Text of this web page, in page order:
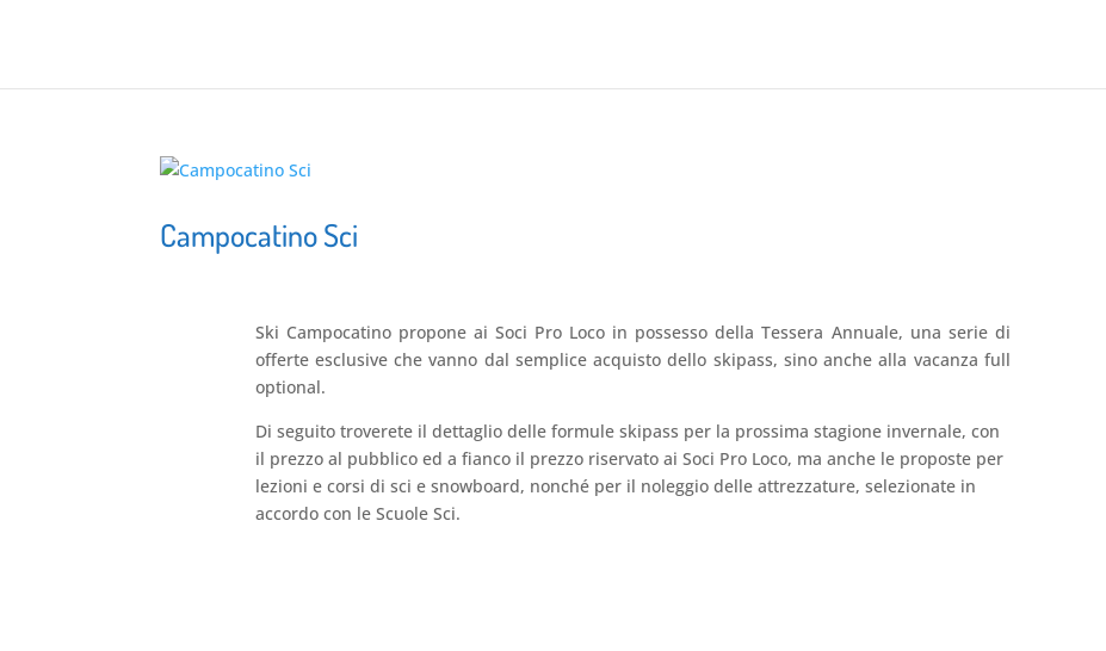
Campocatino Sci
Ski Campocatino propone ai Soci Pro Loco in possesso della Tessera Annuale, una serie di
offerte esclusive che vanno dal semplice acquisto dello skipass, sino anche alla vacanza full
optional.
Di seguito troverete il dettaglio delle formule skipass per la prossima stagione invernale, con
il prezzo al pubblico ed a fianco il prezzo riservato ai Soci Pro Loco, ma anche le proposte per
lezioni e corsi di sci e snowboard, nonché per il noleggio delle attrezzature, selezionate in
accordo con le Scuole Sci.